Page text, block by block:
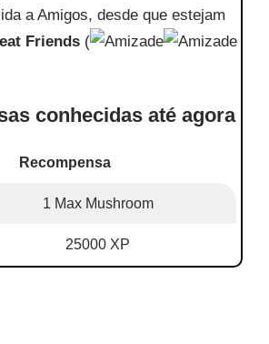
a Amigos, desde que estejam
Friends (
conhecidas até agora
Recompensa
1 Max Mushroom
25000 XP